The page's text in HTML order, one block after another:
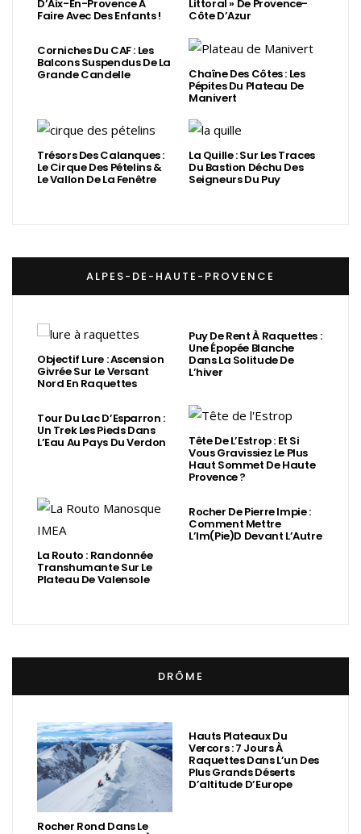
D’Aix-En-Provence À
Faire Avec Des Enfants !
Littoral » De Provence-
Côte D’Azur
Corniches Du CAF : Les
Balcons Suspendus De La
Grande Candelle Chaîne Des Côtes : Les
Pépites Du Plateau De
Manivert
Trésors Des Calanques :
Le Cirque Des Pételins &
Le Vallon De La Fenêtre
La Quille : Sur Les Traces
Du Bastion Déchu Des
Seigneurs Du Puy
ALPES-DE-HAUTE-PROVENCE
Objectif Lure : Ascension
Givrée Sur Le Versant
Nord En Raquettes
Puy De Rent À Raquettes :
Une Épopée Blanche
Dans La Solitude De
L’hiver
Tour Du Lac D’Esparron :
Un Trek Les Pieds Dans
L’Eau Au Pays Du Verdon Tête De L’Estrop : Et Si
Vous Gravissiez Le Plus
Haut Sommet De Haute
Provence ?
La Routo : Randonnée
Transhumante Sur Le
Plateau De Valensole
Rocher De Pierre Impie :
Comment Mettre
L’Im(Pie)d Devant L’Autre
DRÔME
Rocher Rond Dans Le
Hauts Plateaux Du
Vercors : 7 Jours À
Raquettes Dans L’un Des
Plus Grands Déserts
D’altitude D’Europe